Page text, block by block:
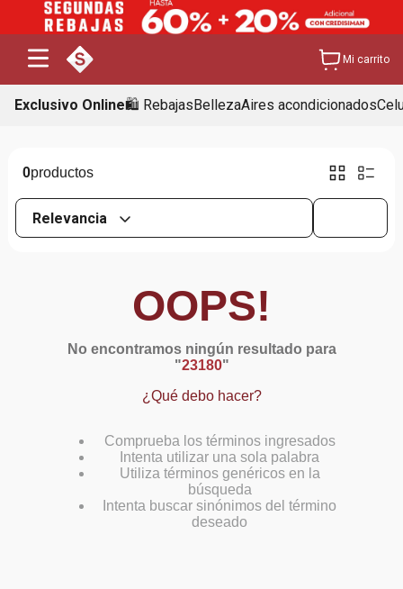
Mi carrito
Exclusivo Online🛍️ RebajasBellezaAires acondicionados
0
Relevancia
OOPS!
No encontramos ningún resultado para
"23180"
¿Qué debo hacer?
Comprueba los términos ingresados
Intenta utilizar una sola palabra
Utiliza términos genéricos en la
búsqueda
Intenta buscar sinónimos del término
deseado